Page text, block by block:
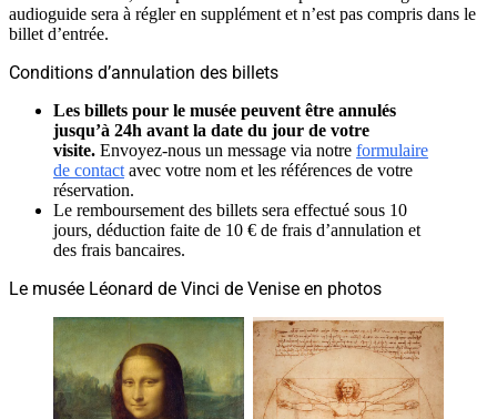
audioguide sera à régler en supplément et n’est pas compris dans le
billet d’entrée.
Conditions d’annulation des billets
Les billets pour le musée peuvent être annulés
jusqu’à 24h avant la date du jour de votre
visite. Envoyez-nous un message via notre formulaire
de contact avec votre nom et les références de votre
réservation.
Le remboursement des billets sera effectué sous 10
jours, déduction faite de 10 € de frais d’annulation et
des frais bancaires.
Le musée Léonard de Vinci de Venise en photos